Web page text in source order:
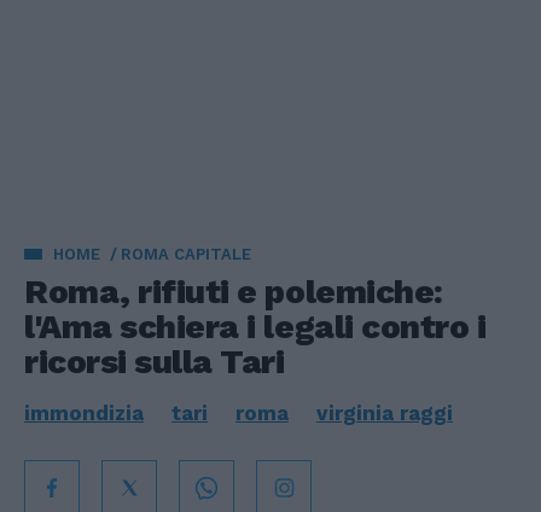
HOME ROMA CAPITALE
Roma, rifiuti e polemiche:
l'Ama schiera i legali contro i
ricorsi sulla Tari
immondizia tari roma virginia raggi